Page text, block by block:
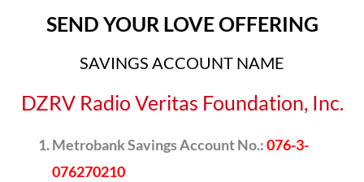
SEND YOUR LOVE OFFERING
SAVINGS ACCOUNT NAME
DZRV Radio Veritas Foundation, Inc.
Metrobank Savings Account No.:076-3-
076270210